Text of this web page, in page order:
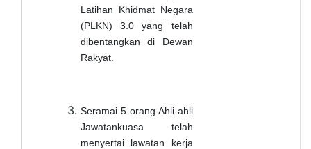
Latihan Khidmat Negara
(PLKN) 3.0 yang telah
dibentangkan di Dewan
Rakyat.
Seramai 5 orang Ahli-ahli
Jawatankuasa telah
menyertai lawatan kerja